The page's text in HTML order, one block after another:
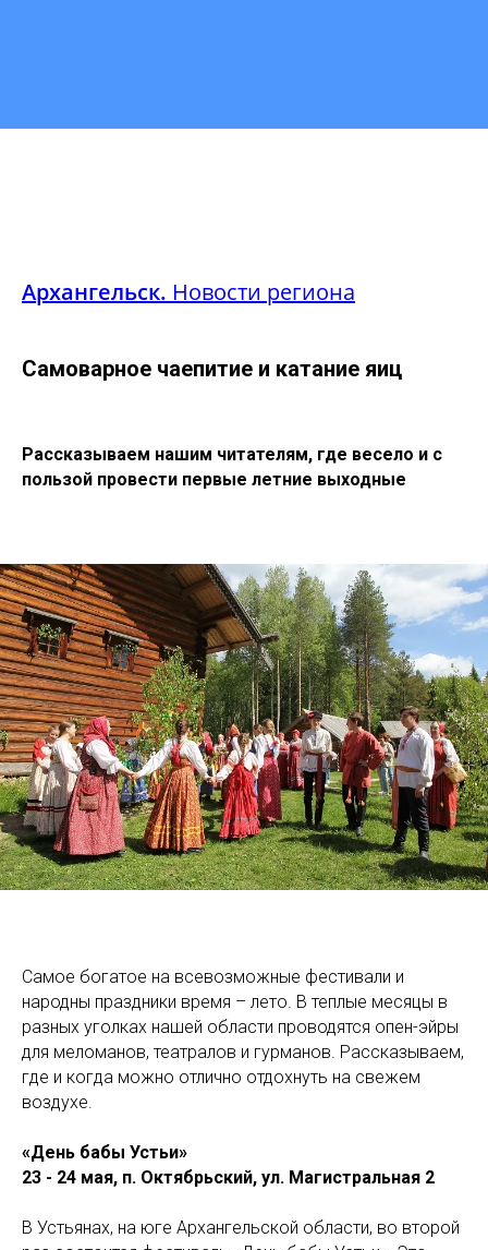
Архангельск. Новости региона
Самоварное чаепитие и катание яиц
Рассказываем нашим читателям, где весело и с
пользой провести первые летние выходные
Самое богатое на всевозможные фестивали и
народны праздники время – лето. В теплые месяцы в
разных уголках нашей области проводятся опен-эйры
для меломанов, театралов и гурманов. Рассказываем,
где и когда можно отлично отдохнуть на свежем
воздухе.
«День бабы Устьи»
23 - 24 мая, п. Октябрьский, ул. Магистральная 2
В Устьянах, на юге Архангельской области, во второй